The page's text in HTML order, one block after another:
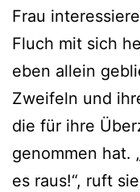
Frau
Fluch mit sich
eben allein
Zweifeln und
die für ihre
genommen hat.
es raus!“, ruft